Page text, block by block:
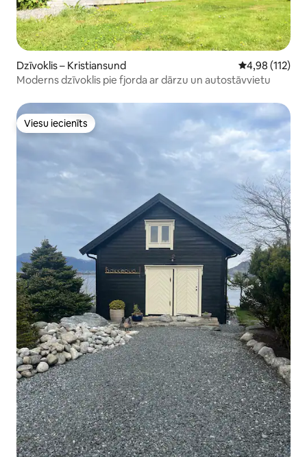
Dzīvoklis – Kristiansund Vidējais
4,98 (112)
Moderns dzīvoklis pie fjorda ar dārzu un autostāvvietu
Viesu iecienīts
Viesu iecienīts